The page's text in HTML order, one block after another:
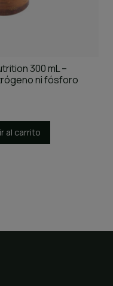
300 mL –
ni fósforo
al carrito